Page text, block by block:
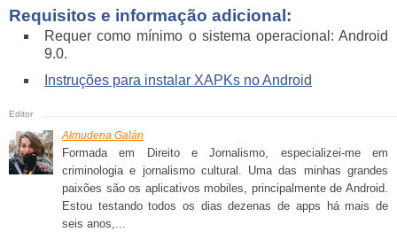
Requisitos e informação adicional:
Requer como mínimo o sistema operacional: Android
9.0.
Instruções para instalar XAPKs no Android
Almudena Galán
Formada em Direito e Jornalismo, especializei-me em
criminologia e jornalismo cultural. Uma das minhas grandes
paixões são os aplicativos mobiles, principalmente de Android.
Estou testando todos os dias dezenas de apps há mais de
seis anos,...